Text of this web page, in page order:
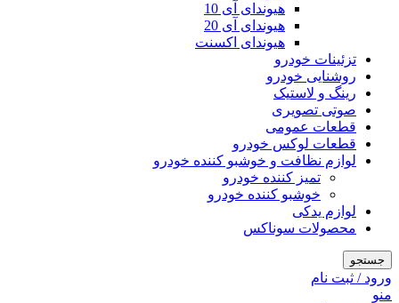
هیوندای آی 10
هیوندای آی 20
هیوندای اکسنت
تزئینات خودرو
روشنایی خودرو
رینگ و لاستیک
صوتی تصویری
قطعات عمومی
قطعات لوکس خودرو
لوازم نظافت و خوشبو کننده خودرو
تمیز کننده خودرو
خوشبو کننده خودرو
لوازم یدکی
محصولات سوناکس
جستجو
ورود / ثبت نام
منو